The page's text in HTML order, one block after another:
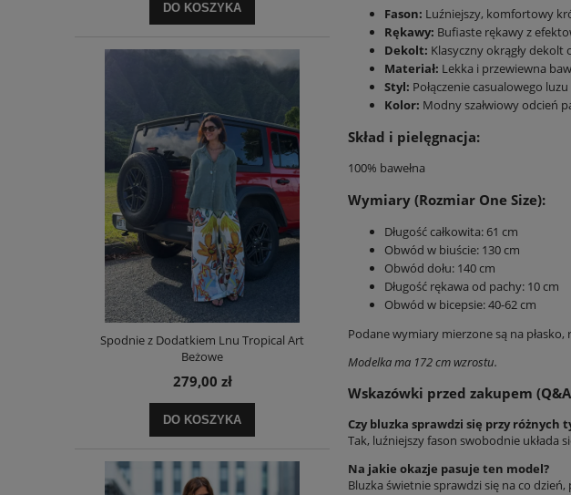
DO KOSZYKA
Spodnie z Dodatkiem Lnu Tropical Art
Beżowe
279,00 zł
DO KOSZYKA
Fason: Luźniejszy, komfortowy
Rękawy: Bufiaste rękawy z
Dekolt: Klasyczny okrągły
Materiał: Lekka i przewiewna
Styl: Połączenie casualowego
Kolor: Modny szałwiowy odcień
Skład i pielęgnacja:
100% bawełna
Wymiary (Rozmiar One Size):
Długość całkowita: 61 cm
Obwód w biuście: 130 cm
Obwód dołu: 140 cm
Długość rękawa od pachy: 10 cm
Obwód w bicepsie: 40-62 cm
Podane wymiary mierzone są na
Modelka ma 172 cm wzrostu.
Wskazówki przed zakupem
Czy bluzka sprawdzi się przy różnych
Tak, luźniejszy fason swobodnie układa
Na jakie okazje pasuje ten model?
Bluzka świetnie sprawdzi się na co